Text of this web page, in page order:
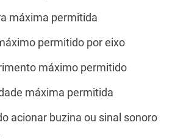
máxima permitida
permitido por eixo
máximo permitido
máxima permitida
acionar buzina ou sinal sonoro